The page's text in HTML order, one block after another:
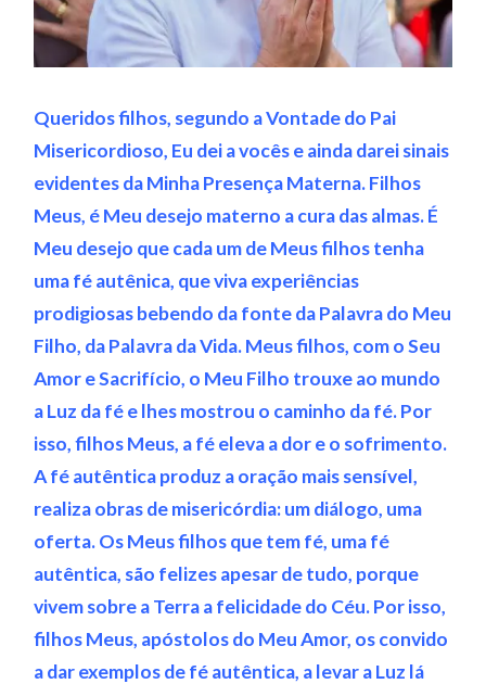
Queridos filhos, segundo a Vontade do Pai
Misericordioso, Eu dei a vocês e ainda darei sinais
evidentes da Minha Presença Materna. Filhos
Meus, é Meu desejo materno a cura das almas. É
Meu desejo que cada um de Meus filhos tenha
uma fé autênica, que viva experiências
prodigiosas bebendo da fonte da Palavra do Meu
Filho, da Palavra da Vida. Meus filhos, com o Seu
Amor e Sacrifício, o Meu Filho trouxe ao mundo
a Luz da fé e lhes mostrou o caminho da fé. Por
isso, filhos Meus, a fé eleva a dor e o sofrimento.
A fé autêntica produz a oração mais sensível,
realiza obras de misericórdia: um diálogo, uma
oferta. Os Meus filhos que tem fé, uma fé
autêntica, são felizes apesar de tudo, porque
vivem sobre a Terra a felicidade do Céu. Por isso,
filhos Meus, apóstolos do Meu Amor, os convido
a dar exemplos de fé autêntica, a levar a Luz lá